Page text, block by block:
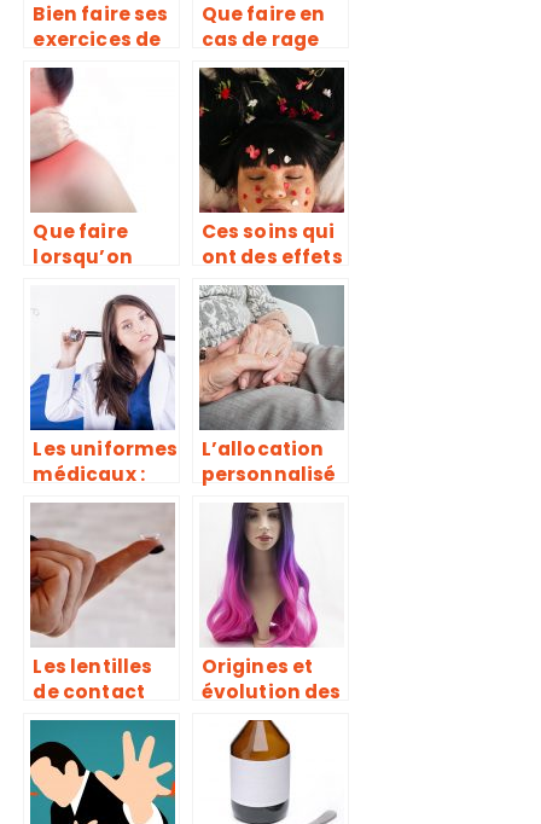
Bien faire ses
exercices de
muscu, une
erreur trop
souvent
répétée
Que faire en
cas de rage
de dents?
Que faire
lorsqu’on
mal de cou ?
Ces soins qui
ont des effets
santés, mais
que l’on
confond avec
des soins de
beauté!
Les uniformes
médicaux :
caractéristiq
ues et
obligations
L’allocation
personnalisé
d’autonomie :
les points
essentiels
Les lentilles
de contact
sont-elles
dangereuses
?
Origines et
évolution des
perruques